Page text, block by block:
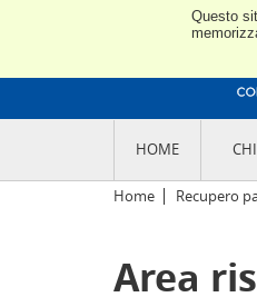
Questo
HOME
CODICE ETICO E
TRASPARENZA
Home Recupero
Area